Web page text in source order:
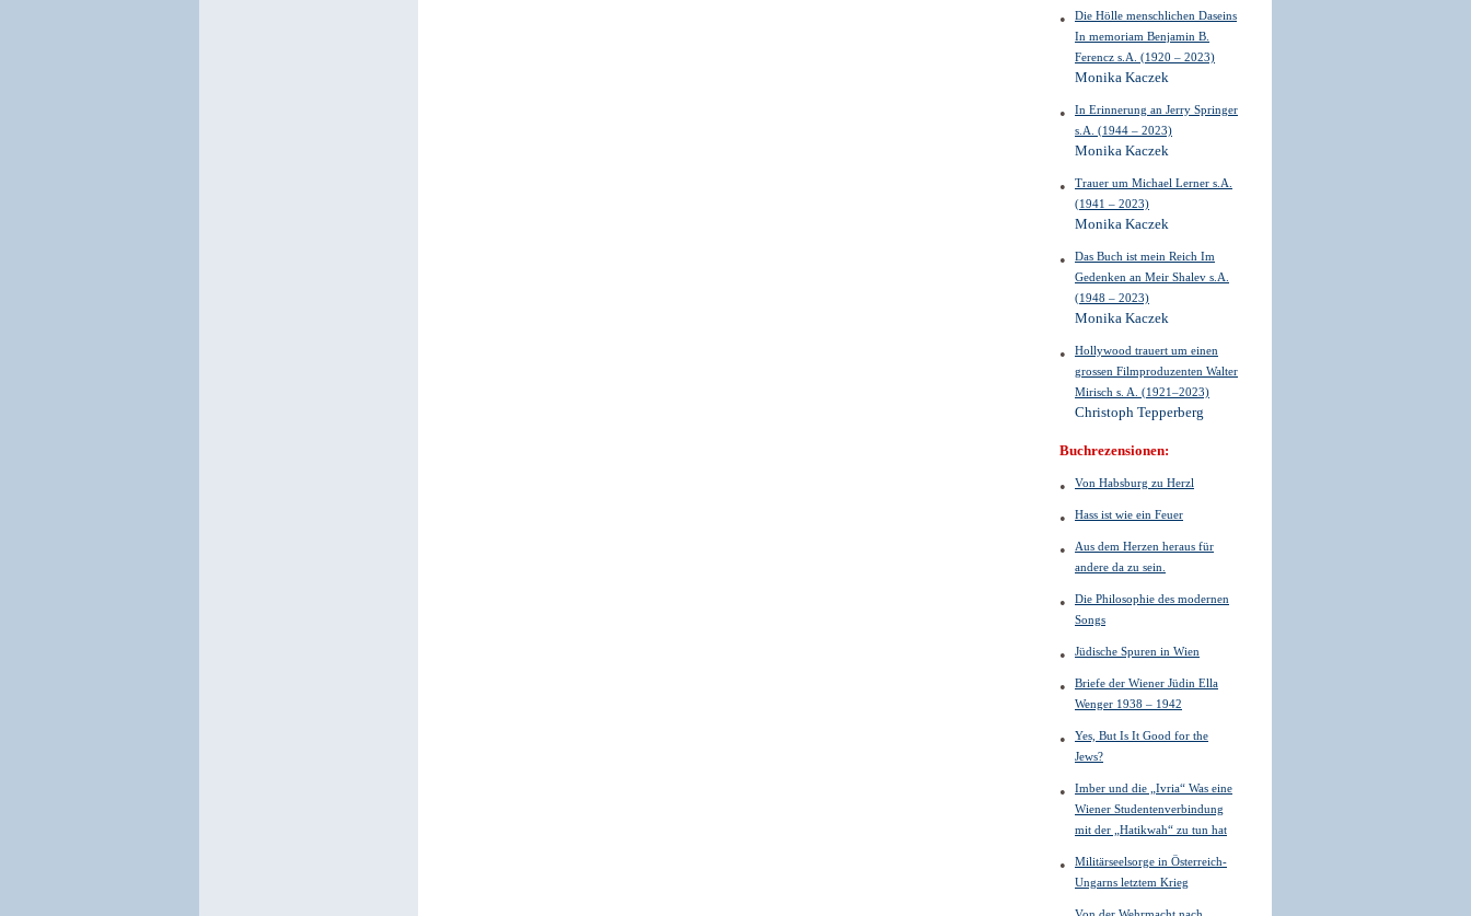
Die Hölle menschlichen Daseins
In memoriam Benjamin B.
Ferencz s.A. (1920 – 2023)
Monika Kaczek
In Erinnerung an Jerry Springer
s.A. (1944 – 2023)
Monika Kaczek
Trauer um Michael Lerner s.A.
(1941 – 2023)
Monika Kaczek
Das Buch ist mein Reich Im
Gedenken an Meir Shalev s.A.
(1948 – 2023)
Monika Kaczek
Hollywood trauert um einen
grossen Filmproduzenten Walter
Mirisch s. A. (1921–2023)
Christoph Tepperberg
Buchrezensionen:
Von Habsburg zu Herzl
Hass ist wie ein Feuer
Aus dem Herzen heraus für
andere da zu sein.
Die Philosophie des modernen
Songs
Jüdische Spuren in Wien
Briefe der Wiener Jüdin Ella
Wenger 1938 – 1942
Yes, But Is It Good for the
Jews?
Imber und die „Ivria“ Was eine
Wiener Studentenverbindung
mit der „Hatikwah“ zu tun hat
Militärseelsorge in Österreich-
Ungarns letztem Krieg